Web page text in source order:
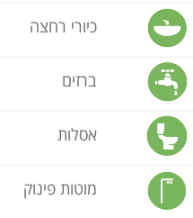
כיורי רחצה
ברזים
אסלות
מוטות פינוק